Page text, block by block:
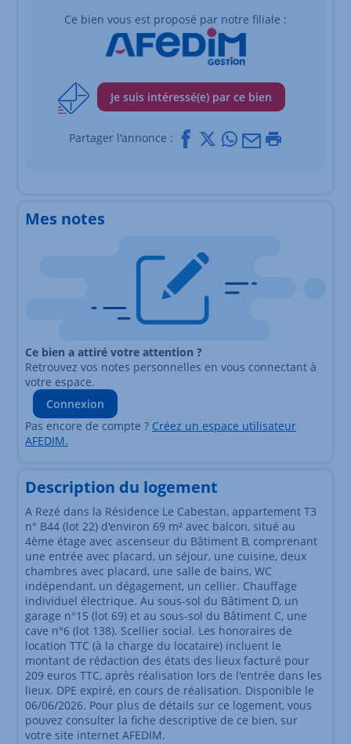
Ce bien vous est proposé par notre filiale :
Je suis intéressé(e) par ce bien
Partager l'annonce : Facebook
X Whatsapp
Mail
Mes notes
Ce bien a attiré votre attention ?
Retrouvez vos notes personnelles en vous connectant à
votre espace.
Connexion
Pas encore de compte ? Créez un espace utilisateur
AFEDIM.
Description du logement
A Rezé dans la Résidence Le Cabestan, appartement T3
n° B44 (lot 22) d'environ 69 m² avec balcon, situé au
4ème étage avec ascenseur du Bâtiment B, comprenant
une entrée avec placard, un séjour, une cuisine, deux
chambres avec placard, une salle de bains, WC
indépendant, un dégagement, un cellier. Chauffage
individuel électrique. Au sous-sol du Bâtiment D, un
garage n°15 (lot 69) et au sous-sol du Bâtiment C, une
cave n°6 (lot 138). Scellier social. Les honoraires de
location TTC (à la charge du locataire) incluent le
montant de rédaction des états des lieux facturé pour
209 euros TTC, après réalisation lors de l'entrée dans les
lieux. DPE expiré, en cours de réalisation. Disponible le
06/06/2026. Pour plus de détails sur ce logement, vous
pouvez consulter la fiche descriptive de ce bien, sur
votre site internet AFEDIM.